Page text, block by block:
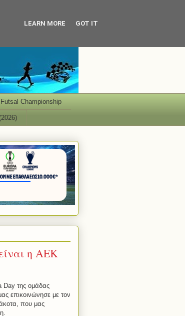
Championship
η ΑΕΚ
Day της ομάδας
επικοινώνησε με τον
που μας
LEARN MORE GOT IT